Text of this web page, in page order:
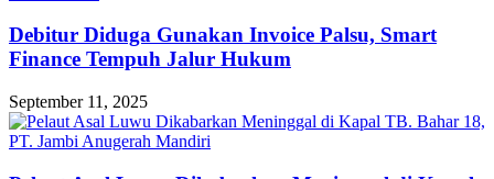
Debitur Diduga Gunakan Invoice Palsu, Smart
Finance Tempuh Jalur Hukum
September 11, 2025